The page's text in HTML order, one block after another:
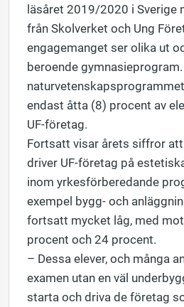
läsåret 2019/2020 i Sverige
från Skolverket och Ung
engagemanget ser olika ut
beroende
endast åtta (8) procent av
UF-företag.
Fortsatt visar årets siffror
driver UF-företag på
inom yrkesförberedande
exempel bygg- och
fortsatt mycket låg, med
procent och 24 procent.
– Dessa elever, och många
examen utan en väl
starta och driva de företag